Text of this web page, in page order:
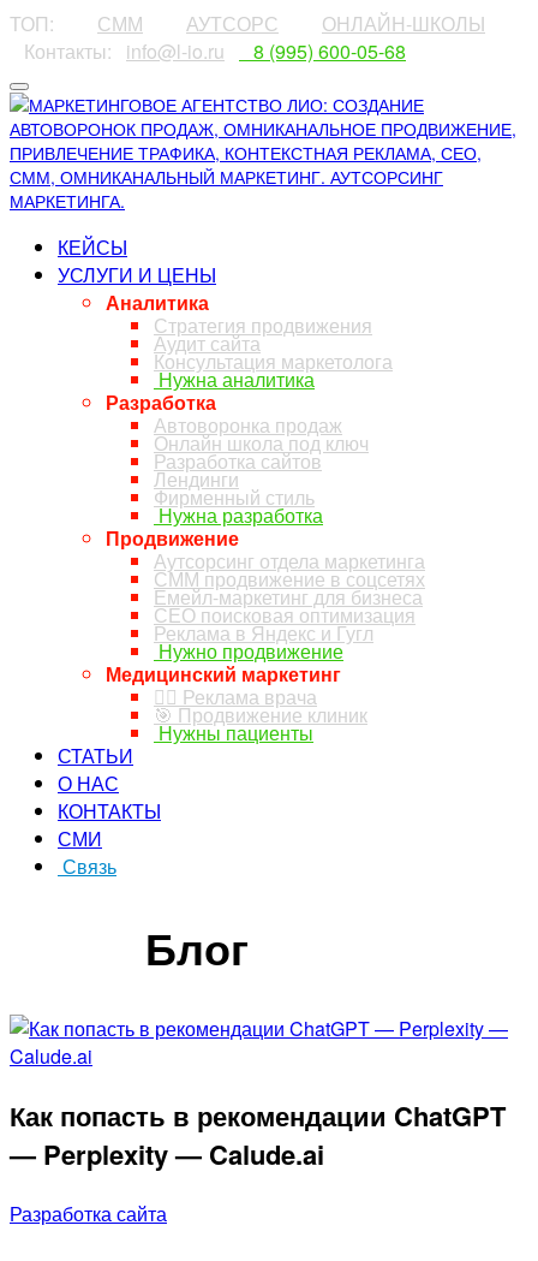
ТОП: СММ АУТСОРС
ОНЛАЙН-ШКОЛЫ
⠀Контакты:⠀ info@l-io.ru ⠀8 (995) 600-05-68
КЕЙСЫ
УСЛУГИ И ЦЕНЫ
Аналитика
Стратегия продвижения
Аудит сайта
Консультация маркетолога
Нужна аналитика
Разработка
Автоворонка продаж
Онлайн школа под ключ
Разработка сайтов
Лендинги
Фирменный стиль
Нужна разработка
Продвижение
Аутсорсинг отдела маркетинга
СММ продвижение в соцсетях
Емейл-маркетинг для бизнеса
СЕО поисковая оптимизация
Реклама в Яндекс и Гугл
Нужно продвижение
Медицинский маркетинг
👨‍⚕️ Реклама врача
🎯 Продвижение клиник
Нужны пациенты
СТАТЬИ
О НАС
КОНТАКТЫ
СМИ
Связь
Блог
Как попасть в рекомендации ChatGPT
— Perplexity — Calude.ai
Разработка сайта